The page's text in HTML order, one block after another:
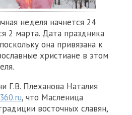
неделя начнется 24
2 марта. Дата праздника
она привязана к
христиане в этом
Г.В. Плеханова Наталия
360.ru, что Масленица
восточных славян,